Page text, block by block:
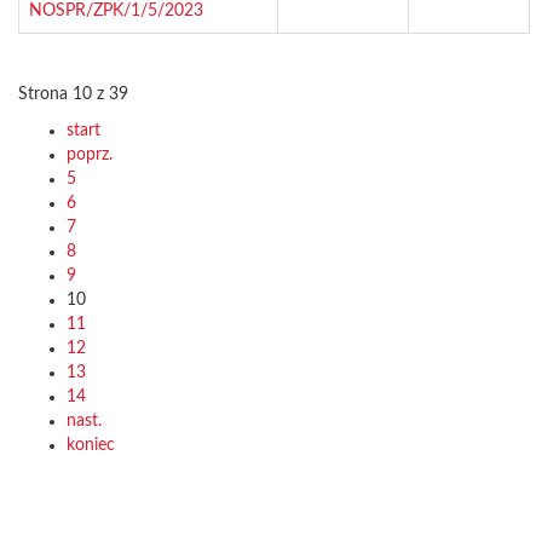
NOSPR/ZPK/1/5/2023
Strona 10 z 39
start
poprz.
5
6
7
8
9
10
11
12
13
14
nast.
koniec